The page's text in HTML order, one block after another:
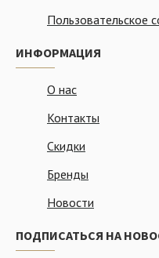
Пользовательское
ИНФОРМАЦИЯ
О нас
Контакты
Скидки
Бренды
Новости
ПОДПИСАТЬСЯ НА